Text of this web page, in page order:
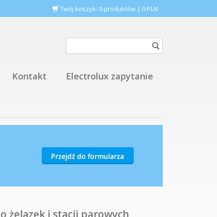
Twój koszyk: 0 produktów | 0 PLN
Kontakt Electrolux zapytanie
żelazek i stacji parowych